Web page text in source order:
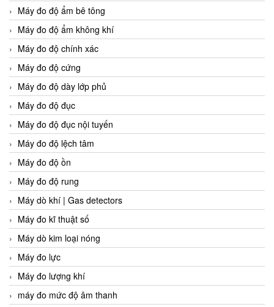
Máy đo độ ẩm bê tông
Máy đo độ ẩm không khí
Máy đo độ chính xác
Máy đo độ cứng
Máy đo độ dày lớp phủ
Máy đo độ đục
Máy đo độ đục nội tuyến
Máy đo độ lệch tâm
Máy đo độ ồn
Máy đo độ rung
Máy dò khí | Gas detectors
Máy đo kĩ thuật số
Máy dò kim loại nóng
Máy đo lực
Máy đo lượng khí
máy đo mức độ âm thanh